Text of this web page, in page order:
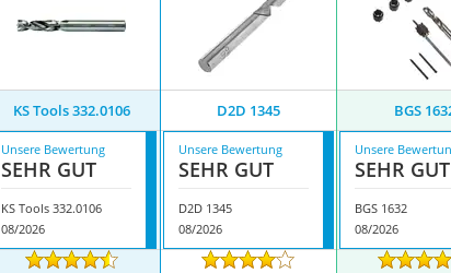
KS Tools 332.0106 D2D 1345 BGS
Unsere Bewertung
SEHR GUT
KS Tools 332.0106
08/2026
Unsere Bewertung
SEHR GUT
D2D 1345
08/2026
Unsere
SEHR GUT
BGS 1632
08/2026